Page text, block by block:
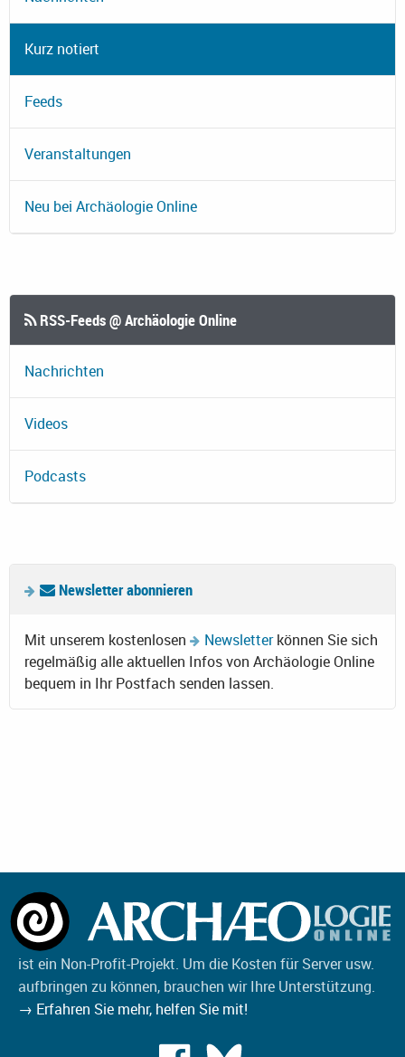
Kurz notiert
Feeds
Veranstaltungen
Neu bei Archäologie Online
RSS-Feeds @ Archäologie Online
Nachrichten
Videos
Podcasts
Newsletter abonnieren
Mit unserem kostenlosen Newsletterkönnen Sie sich
regelmäßig alle aktuellen Infos von Archäologie Online
bequem in Ihr Postfach senden lassen.
ist ein Non-Profit-Projekt. Um die Kosten für Server usw.
aufbringen zu können, brauchen wir Ihre Unterstützung.
→ Erfahren Sie mehr, helfen Sie mit!